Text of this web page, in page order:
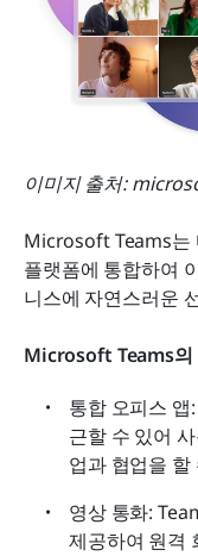
이미지 출처:
Microsoft Teams는
플랫폼에 통합하여
니스에 자연스러운
Microsoft Teams의
통합 오피스
근할 수 있어
업과 협업을 할
영상 통화:
제공하여 원격